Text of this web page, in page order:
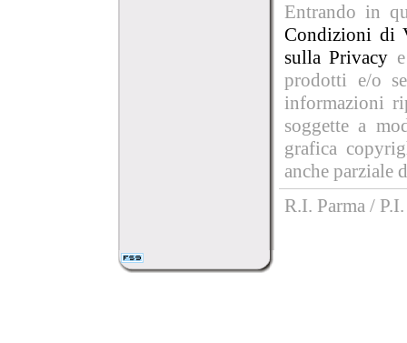
Entrando in
Condizioni di
sulla Privacy
prodotti e/o
informazioni
soggette a
grafica
anche parziale
R.I. Parma /